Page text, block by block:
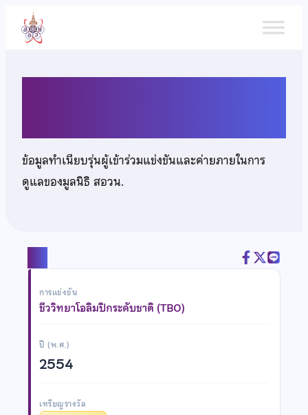
เนื้อหา
ข้อมูลทำเนียบรุ่นผู้เข้าร่วมแข่งขันและค่ายภายในการ
ดูแลของมูลนิธิ สอวน.
การแข่งขัน
ชีววิทยาโอลิมปิกระดับชาติ (TBO)
ปี (พ.ศ.)
2554
เหรียญรางวัล